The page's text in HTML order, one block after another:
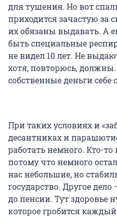
для тушения. Но вот
приходится зачастую за
их обязаны выдавать. А
быть специальные
не видел 10 лет. Не
хотя, повторюсь,
собственные деньги себе
При таких условиях и
десантниках и
работать немного. Кто-
потому что немного
нас небольшие, но
государство. Другое
до пенсии. Тут здоровье
которое гробится